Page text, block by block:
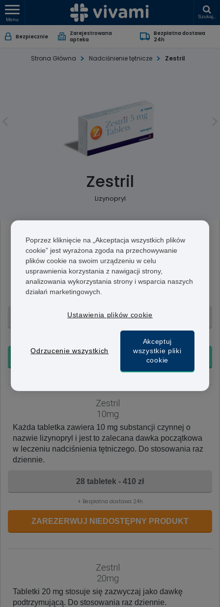
Menu
Szukaj..
Bezpiecznie
Zarejestrowana
apteka
Bezpłatna dostawa
24h
Strona Główna Nadciśnienie tętnicze Zestril
Zestril
Lizynopryl
Zestril
5mg
Każda tabletka zawiera 5 mg substancji czynnej o
nazwie lizynopryl i jest to dawka zalecana do osób
wracających do zdrowia po ataku serca. Do stosowania
raz dziennie.
28 tabletek - 436 zł
KUP TERAZ
Zestril
10mg
Każda tabletka zawiera 10 mg substancji czynnej o
nazwie lizynopryl i jest to zalecana dawka początkowa
w leczeniu nadciśnienia tętniczego. Do stosowania raz
dziennie.
28 tabletek - 410 zł
+ Bezpłatna dostawa 24h
ZAREZERWUJ NIEDOSTĘPNY PRODUKT
Zestril
20mg
Tabletki 20 mg stosuje się zazwyczaj jako dawkę
podtrzymującą. Do stosowania raz dziennie.
Poprzez kliknięcie na „Akceptacja wszystkich plików
cookie” jest wyrażona zgoda na przechowywanie
plików cookie na swoim urządzeniu w celu
usprawnienia korzystania z nawigacji strony,
analizowania wykorzystania strony i wsparcia naszych
działań marketingowych.
Ustawienia plików cookie
Odrzucenie wszystkich
Akceptuj
wszystkie pliki
cookie